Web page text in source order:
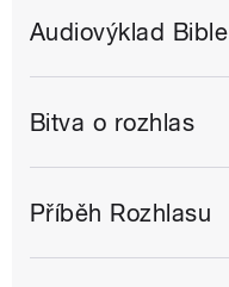
Audiovýklad Bible
Bitva o rozhlas
Příběh Rozhlasu